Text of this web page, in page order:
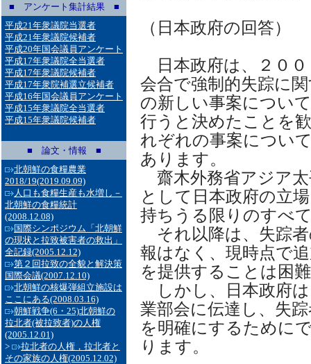
■ アンケート集計結果 ■
平成21年衆議院当選者
平成21年衆議院候補者
平成20年国会議員アンケート
平成17年衆議院全当選者
平成17年衆議院候補者
平成17年衆院補選立候補者
平成16年国会議員アンケート
平成15年衆議院全当選者
平成15年衆議院候補者
■ 論文・情報 ■
北朝鮮の食糧農業
2018/19(2019.09.09)
人口も食糧生産も水増し－
北朝鮮の食糧統計
(2008.12.08)
国際シンポジウム「北朝鮮
の現状と拉致被害者の救出」
全記録(2005.12.12)
第２回拉致の全貌と解決策
国際会議(2007.12.10)
北朝鮮の核爆弾組立施設は
ここにある(2008.03.16)
朝鮮戦争(6・25)北朝鮮の
拉北者(被拉致者)の人権
(2005.12.01)
>
拉北者の人権，拉北者と
その家族の人権(2005.12.02)
（日本政府の回答）
日本政府は、２００
会合で強制的失踪に
の新しい事案につい
行うと決めたことを
れぞれの事案につい
あります。
齋木外務省アジア太
として日本政府の立
持ちうる限りのすべ
それ以降は、失踪
報はなく、現時点で
を提供することは困
しかし、日本政府
業部会に伝達し、失
を明確にするために
ります。